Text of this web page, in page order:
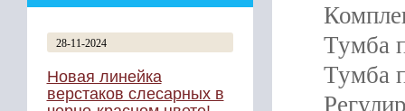
28-11-2024
Новая линейка
верстаков слесарных в
Тумба
Тумба